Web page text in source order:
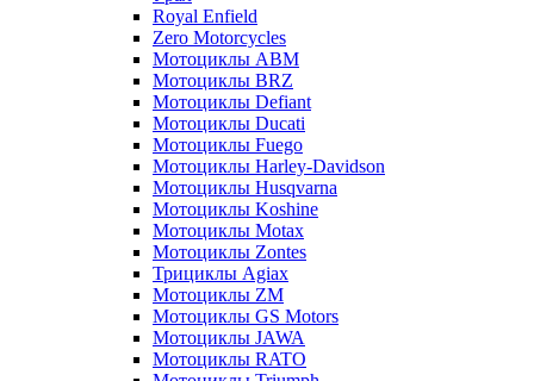
Royal Enfield
Zero Motorcycles
Мотоциклы ABM
Мотоциклы BRZ
Мотоциклы Defiant
Мотоциклы Ducati
Мотоциклы Fuego
Мотоциклы Harley-Davidson
Мотоциклы Husqvarna
Мотоциклы Koshine
Мотоциклы Motax
Мотоциклы Zontes
Трициклы Agiax
Мотоциклы ZM
Мотоциклы GS Motors
Мотоциклы JAWA
Мотоциклы RATO